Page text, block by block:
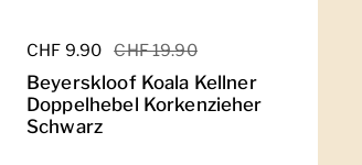
Regulärer Preis
CHF 9.90 Sale-Preis
CHF 19.90
Beyerskloof Koala Kellner
Doppelhebel Korkenzieher
Schwarz